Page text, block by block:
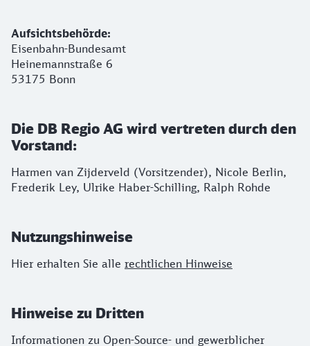
Aufsichtsbehörde:
Eisenbahn-Bundesamt
Heinemannstraße 6
53175 Bonn
Die DB Regio AG wird vertreten durch den
Vorstand:
Harmen van Zijderveld (Vorsitzender), Nicole Berlin,
Frederik Ley, Ulrike Haber-Schilling, Ralph Rohde
Nutzungshinweise
Hier erhalten Sie alle rechtlichen Hinweise
Hinweise zu Dritten
Informationen zu Open-Source- und gewerblicher